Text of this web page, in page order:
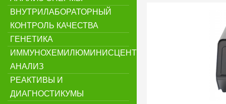
ВНУТРИЛАБОРАТОРНЫЙ
КОНТРОЛЬ КАЧЕСТВА
ГЕНЕТИКА
ИММУНОХЕМИЛЮМИНИСЦЕНТНЫЙ
АНАЛИЗ
РЕАКТИВЫ И
ДИАГНОСТИКУМЫ